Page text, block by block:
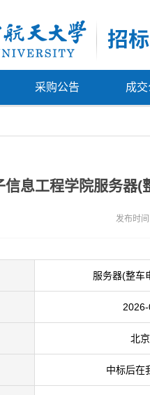
采购公告 成
信息工程学院服务器
发布时
服务器(整车
北
中标后在